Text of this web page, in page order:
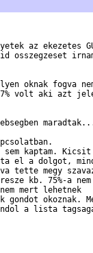
az ekezetes
osszegzeset
oknak fogva
volt aki azt
sem kaptam. Kicsit
el a dolgot,
tette megy
kb. 75%-a nem
mert lehetnek
gondot okoznak.
a lista